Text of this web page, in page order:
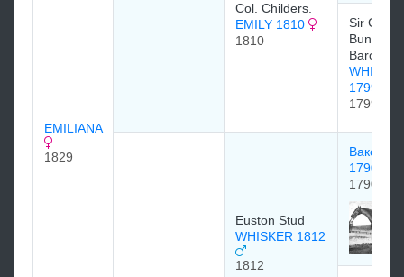
EMILIANA
1829
Col. Childers.
EMILY 1810
1810
Sir
Bunbury,
Baronet
1799
1799
Euston Stud
WHISKER 1812
1812
Вакси
1790
1790